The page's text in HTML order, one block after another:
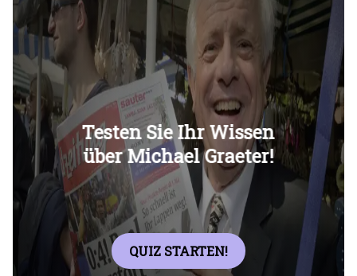
Überspringen